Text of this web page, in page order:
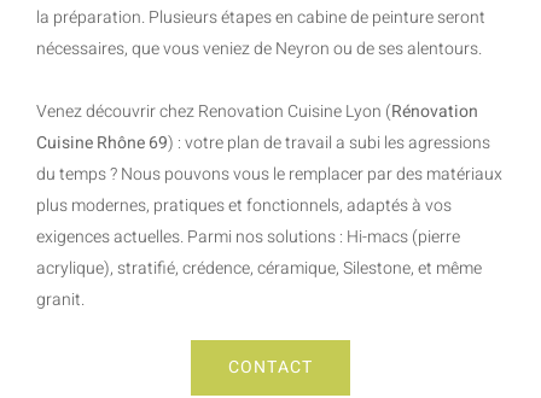
la préparation. Plusieurs étapes en cabine de peinture seront
nécessaires, que vous veniez de Neyron ou de ses alentours.
Venez découvrir chez Renovation Cuisine Lyon (Rénovation
Cuisine Rhône 69) : votre plan de travail a subi les agressions
du temps ? Nous pouvons vous le remplacer par des matériaux
plus modernes, pratiques et fonctionnels, adaptés à vos
exigences actuelles. Parmi nos solutions : Hi-macs (pierre
acrylique), stratifié, crédence, céramique, Silestone, et même
granit.
CONTACT